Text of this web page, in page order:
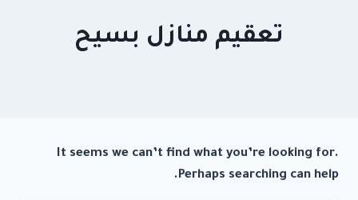
تعقيم منازل بسيح
It seems we can’t find what you’re looking for.
Perhaps searching can help.